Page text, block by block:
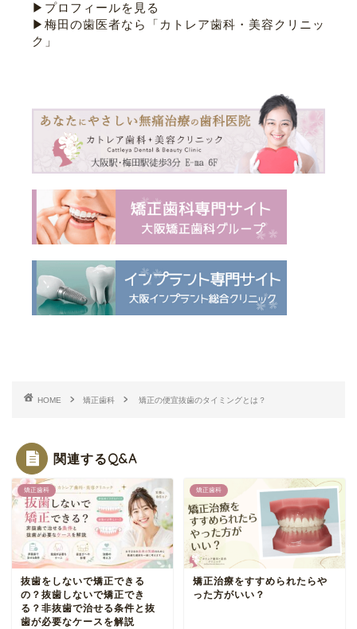
▶プロフィールを見る
▶梅田の歯医者なら「カトレア歯科・美容クリニッ
ク」
HOME 矯正歯科 矯正の便宜抜歯のタイミングとは？
関連するQ&A
矯正歯科
抜歯をしないで矯正できる
の？抜歯しないで矯正でき
る？非抜歯で治せる条件と抜
歯が必要なケースを解説
矯正歯科
矯正治療をすすめられたらや
った方がいい？